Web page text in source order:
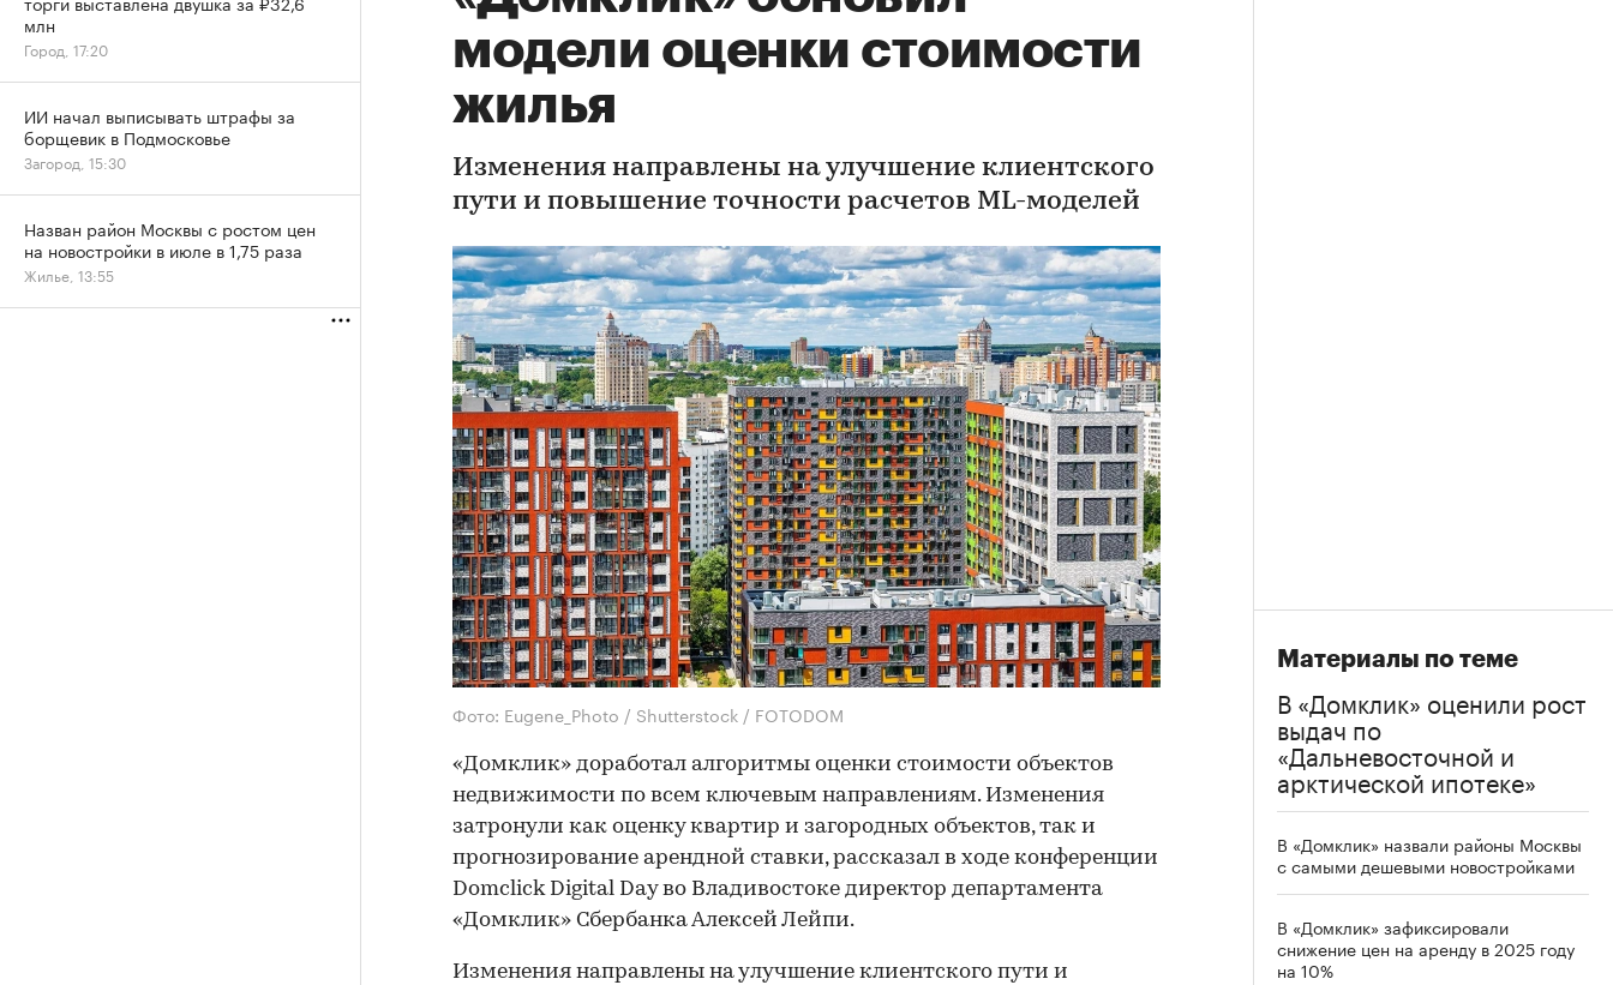
модели оценки стоимости
жилья
Изменения направлены на улучшение клиентского
пути и повышение точности расчетов ML-моделей
Фото: Eugene_Photo / Shutterstock / FOTODOM
«Домклик» доработал алгоритмы оценки стоимости объектов
недвижимости по всем ключевым направлениям. Изменения
затронули как оценку квартир и загородных объектов, так и
прогнозирование арендной ставки, рассказал в ходе конференции
Domclick Digital Day во Владивостоке директор департамента
«Домклик» Сбербанка Алексей Лейпи.
Изменения направлены на улучшение клиентского пути и
Материалы по теме
В «Домклик» оценили рост
выдач по
«Дальневосточной и
арктической ипотеке»
В «Домклик» назвали районы Москвы
с самыми дешевыми новостройками
В «Домклик» зафиксировали
снижение цен на аренду в 2025 году
на 10%
млн
Город, 17:20
ИИ начал выписывать штрафы за
борщевик в Подмосковье
Загород, 15:30
Назван район Москвы с ростом цен
на новостройки в июле в 1,75 раза
Жилье, 13:55